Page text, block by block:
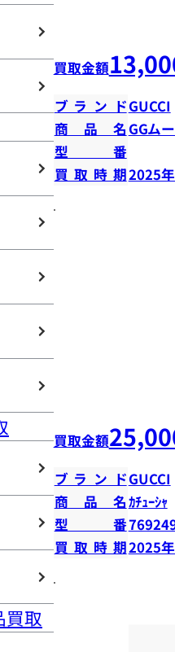
買取
買取金額
ブランドGUCCI
商品名 GGム
型番
買取時期2025
買取金額
ブランドGUCCI
商品名ｶﾁｭｰｼｬ
型番
買取時期2025